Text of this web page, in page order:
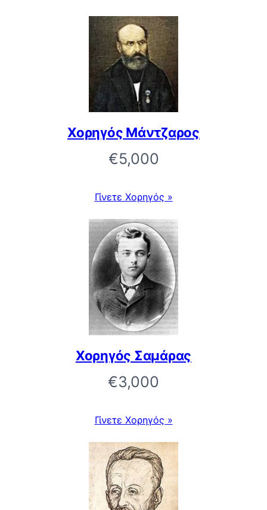
Χορηγός Μάντζαρος
€5,000
Γίνετε Χορηγός »
Χορηγός Σαμάρας
€3,000
Γίνετε Χορηγός »